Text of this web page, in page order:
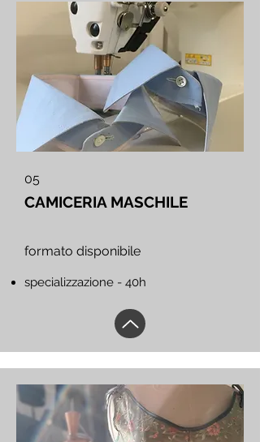
05
CAMICERIA MASCHILE
formato disponibile
specializzazione - 40h